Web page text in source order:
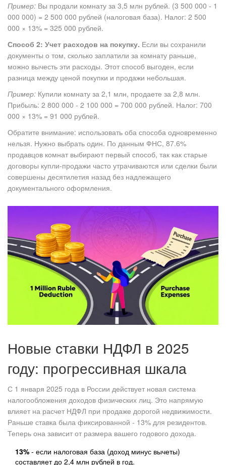
Пример: Вы продали комнату за 3,5 млн рублей. (3 500 000 - 1
000 000) = 2 500 000 рублей (налоговая база). Налог: 2 500
000 × 13% = 325 000 рублей.
Способ 2: Учет расходов на покупку. Если вы сохранили
документы о том, сколько заплатили за комнату раньше,
можно вычесть эти расходы. Этот способ выгоден, если
разница между ценой покупки и продажи небольшая.
Пример: Купили комнату за 2,1 млн, продаете за 2,8 млн.
Прибыль: 2 800 000 - 2 100 000 = 700 000 рублей. Налог: 700
000 × 13% = 91 000 рублей.
Обратите внимание: использовать оба способа одновременно
нельзя. Нужно выбрать один. По данным ФНС, 87.6%
продавцов комнат выбирают первый способ, так как старые
договоры купли-продажи часто утрачиваются или сделки были
совершены десятилетия назад без надлежащего
документального оформления.
Новые ставки НДФЛ в 2025
году: прогрессивная шкала
С 1 января 2025 года в России действует новая система
налогообложения доходов физических лиц. Это напрямую
влияет на расчет НДФЛ при продаже дорогой недвижимости.
Раньше ставка была фиксированной - 13% для резидентов.
Теперь она зависит от размера вашего годового дохода.
13% - если налоговая база (доход минус вычеты)
составляет до 2,4 млн рублей в год.